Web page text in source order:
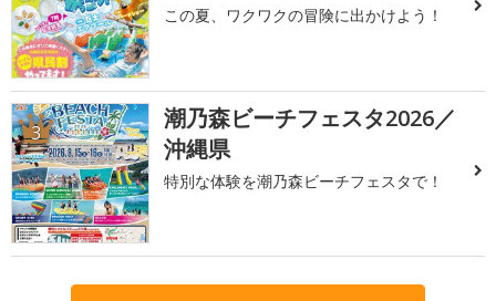
この夏、ワクワクの冒険に出かけよう！
3
潮乃森ビーチフェスタ2026／
沖縄県
特別な体験を潮乃森ビーチフェスタで！